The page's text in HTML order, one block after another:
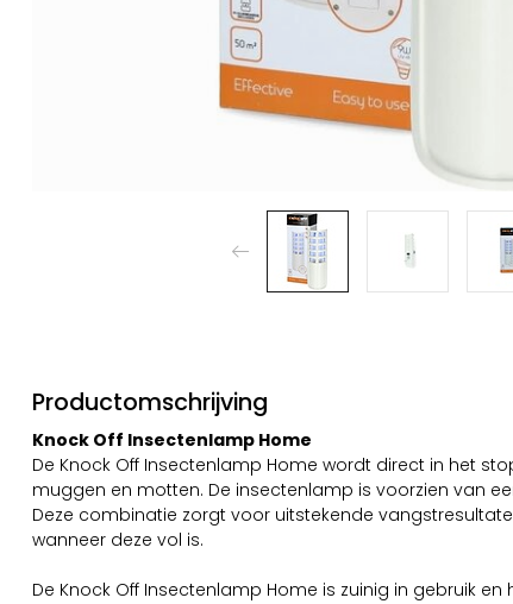
Productomschrijving
Knock Off Insectenlamp Home
De Knock Off Insectenlamp Home wordt direct in het
muggen en motten. De insectenlamp is voorzien van
Deze combinatie zorgt voor uitstekende
wanneer deze vol is.
De Knock Off Insectenlamp Home is zuinig in gebruik